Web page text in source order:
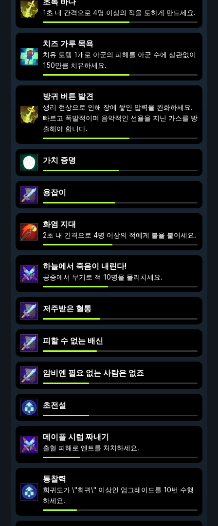
1초 내 간격으로 4명 이상의 적을 토하게 만드세요.
치즈 가루 목욕
치유 토템 1개로 아군의 피해를 아군 수에 상관없이
150만큼 치유하세요.
방귀 버튼 발견
생리 현상으로 인해 장에 쌓인 압력을 완화하세요.
빠르고 폭발적이며 음악적인 선율을 지닌 가스를 방
출해야 합니다.
가치 증명
용잡이
화염 지대
2초 내 간격으로 4명 이상의 적에게 불을 붙이세요.
하늘에서 죽음이 내린다!
공중에서 무기로 적 10명을 물리치세요.
저주받은 혈통
피할 수 없는 배신
암비엔 필요 없는 사람은 없죠
초전설
메이플 시럽 짜내기
출혈 피해로 엔트를 처치하세요.
통찰력
희귀도가 \"희귀\" 이상인 업그레이드를 10번 수행
하세요.